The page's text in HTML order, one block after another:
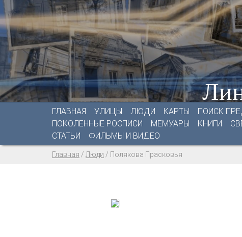
ГЛАВНАЯ УЛИЦЫ ЛЮДИ КАРТЫ ПОИСК
ПОКОЛЕННЫЕ РОСПИСИ
МЕМУАРЫ КНИГИ
СТАТЬИ
ФИЛЬМЫ И ВИДЕО
Главная / Люди / Полякова Прасковья